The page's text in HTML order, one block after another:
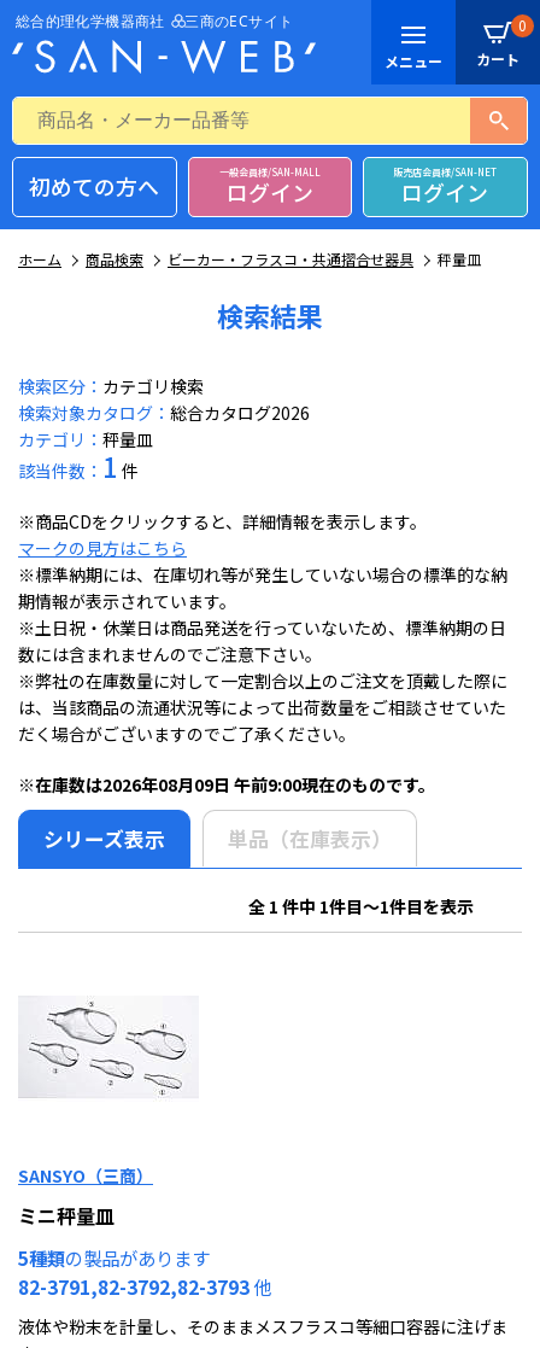
0
初めての方へ 一般会員様/SAN-MALL
ログイン
販売店会員様/SAN-NET
ログイン
ホーム 商品検索 ビーカー・フラスコ・共通摺合せ器具 秤量皿
検索結果
検索区分： カテゴリ検索
検索対象カタログ： 総合カタログ2026
カテゴリ： 秤量皿
該当件数： 1 件
※商品CDをクリックすると、詳細情報を表示します。
マークの見方はこちら
※標準納期には、在庫切れ等が発生していない場合の標準的な納
期情報が表示されています。
※土日祝・休業日は商品発送を行っていないため、標準納期の日
数には含まれませんのでご注意下さい。
※弊社の在庫数量に対して一定割合以上のご注文を頂戴した際に
は、当該商品の流通状況等によって出荷数量をご相談させていた
だく場合がございますのでご了承ください。
※在庫数は2026年08月09日 午前9:00現在のものです。
シリーズ表示 単品（在庫表示）
全 1 件中 1件目～1件目を表示
SANSYO（三商）
ミニ秤量皿
5種類の製品があります
82-3791,82-3792,82-3793他
液体や粉末を計量し、そのままメスフラスコ等細口容器に注げま